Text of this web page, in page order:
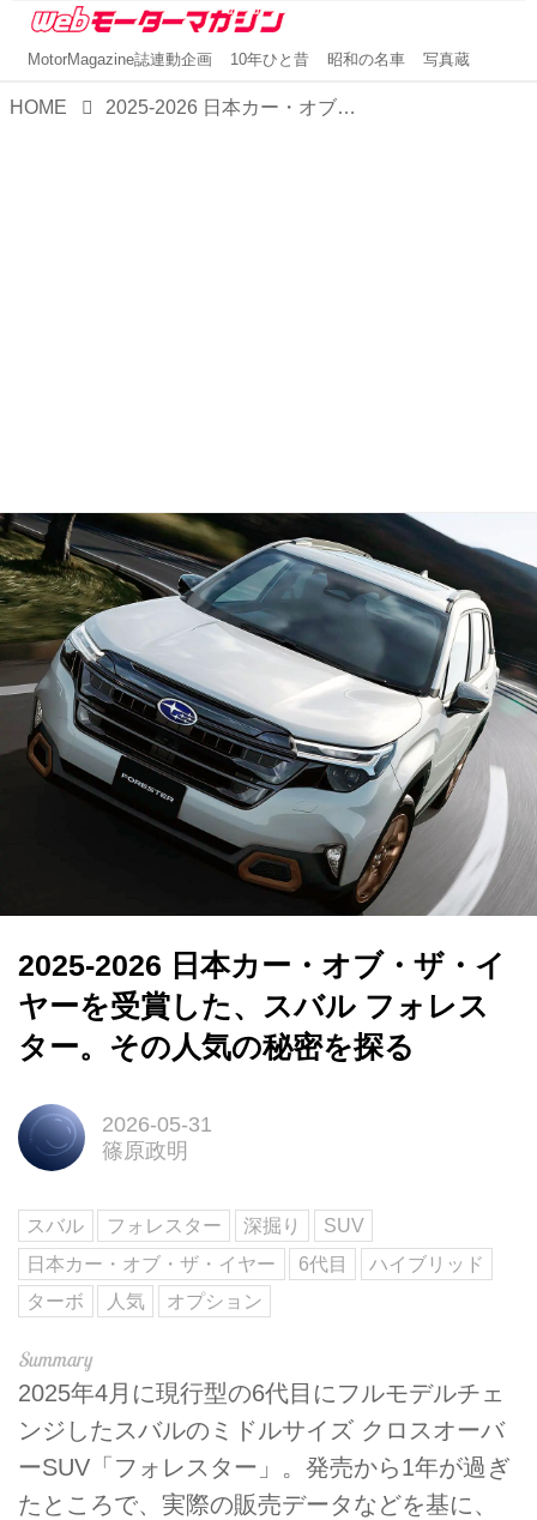
MotorMagazine誌連動企画 10年ひと昔 昭和の名車 写真蔵
HOME 2025-2026 日本カー・オブ・ザ・イヤーを受賞した、スバル フォレスター。その人気の秘密を探る
2025-2026 日本カー・オブ・ザ・イ
ヤーを受賞した、スバル フォレス
ター。その人気の秘密を探る
2026-05-31
篠原政明
スバル フォレスター 深掘り
SUV
日本カー・オブ・ザ・イヤー
6代目
ハイブリッド
ターボ
人気 オプション
2025年4月に現行型の6代目にフルモデルチェ
ンジしたスバルのミドルサイズ クロスオーバ
ーSUV「フォレスター」。発売から1年が過ぎ
たところで、実際の販売データなどを基に、